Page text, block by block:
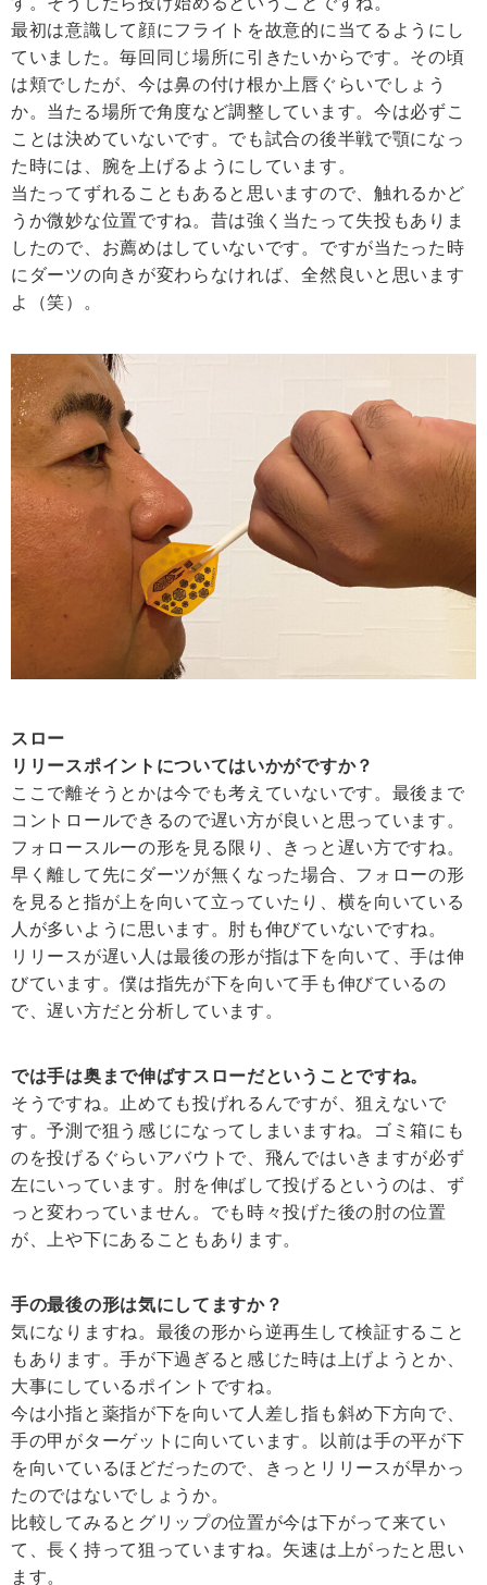
最初は意識して顔にフライトを故意的に当てるようにし
ていました。毎回同じ場所に引きたいからです。その頃
は頬でしたが、今は鼻の付け根か上唇ぐらいでしょう
か。当たる場所で角度など調整しています。今は必ずこ
ことは決めていないです。でも試合の後半戦で顎になっ
た時には、腕を上げるようにしています。
当たってずれることもあると思いますので、触れるかど
うか微妙な位置ですね。昔は強く当たって失投もありま
したので、お薦めはしていないです。ですが当たった時
にダーツの向きが変わらなければ、全然良いと思います
よ（笑）。
スロー
リリースポイントについてはいかがですか？
ここで離そうとかは今でも考えていないです。最後まで
コントロールできるので遅い方が良いと思っています。
フォロースルーの形を見る限り、きっと遅い方ですね。
早く離して先にダーツが無くなった場合、フォローの形
を見ると指が上を向いて立っていたり、横を向いている
人が多いように思います。肘も伸びていないですね。
リリースが遅い人は最後の形が指は下を向いて、手は伸
びています。僕は指先が下を向いて手も伸びているの
で、遅い方だと分析しています。
では手は奥まで伸ばすスローだということですね。
そうですね。止めても投げれるんですが、狙えないで
す。予測で狙う感じになってしまいますね。ゴミ箱にも
のを投げるぐらいアバウトで、飛んではいきますが必ず
左にいっています。肘を伸ばして投げるというのは、ず
っと変わっていません。でも時々投げた後の肘の位置
が、上や下にあることもあります。
手の最後の形は気にしてますか？
気になりますね。最後の形から逆再生して検証すること
もあります。手が下過ぎると感じた時は上げようとか、
大事にしているポイントですね。
今は小指と薬指が下を向いて人差し指も斜め下方向で、
手の甲がターゲットに向いています。以前は手の平が下
を向いているほどだったので、きっとリリースが早かっ
たのではないでしょうか。
比較してみるとグリップの位置が今は下がって来てい
て、長く持って狙っていますね。矢速は上がったと思い
ます。